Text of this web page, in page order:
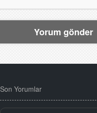
Son Yorumlar